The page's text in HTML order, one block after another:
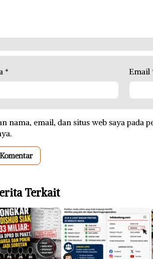
* Email
nama, email, dan situs web saya pada
Terkait